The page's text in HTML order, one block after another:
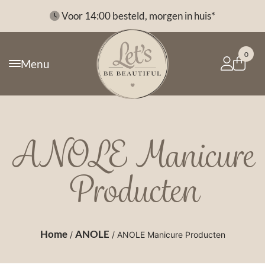
Voor 14:00 besteld, morgen in huis*
Menu
0
ANOLE Manicure
Producten
Home/ ANOLE / ANOLE Manicure Producten